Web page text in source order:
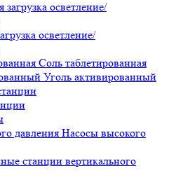
осветление/
Соль таблетированная
Уголь активированный
Насосы высокого